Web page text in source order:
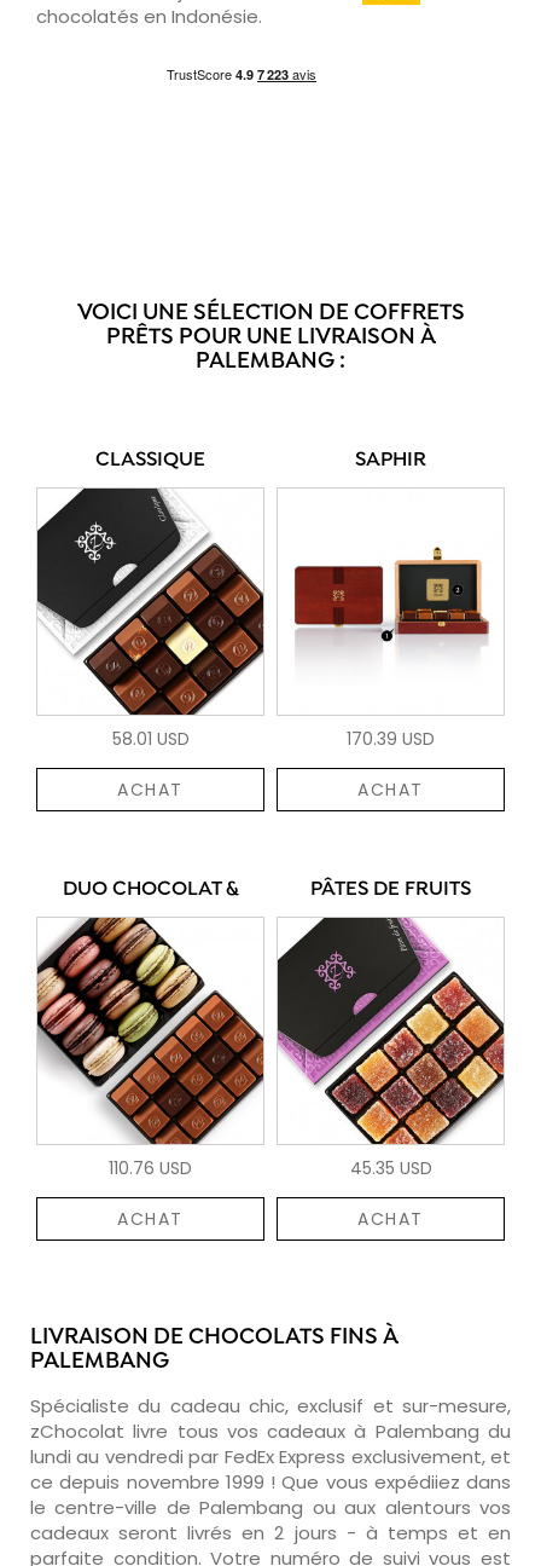
chocolatés en Indonésie.
VOICI UNE SÉLECTION DE COFFRETS
PRÊTS POUR UNE LIVRAISON À
PALEMBANG :
CLASSIQUE
58.01 USD
ACHAT
SAPHIR
170.39 USD
ACHAT
DUO CHOCOLAT &
110.76 USD
ACHAT
PÂTES DE FRUITS
45.35 USD
ACHAT
LIVRAISON DE CHOCOLATS FINS À
PALEMBANG
Spécialiste du cadeau chic, exclusif et sur-mesure,
zChocolat livre tous vos cadeaux à Palembang du
lundi au vendredi par FedEx Express exclusivement, et
ce depuis novembre 1999 ! Que vous expédiiez dans
le centre-ville de Palembang ou aux alentours vos
cadeaux seront livrés en 2 jours - à temps et en
parfaite condition. Votre numéro de suivi vous est